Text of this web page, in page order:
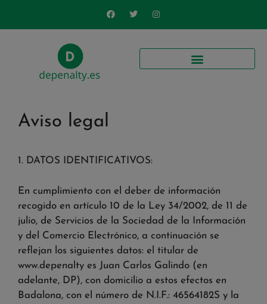
Aviso legal
1. DATOS IDENTIFICATIVOS:
En cumplimiento con el deber de información
recogido en artículo 10 de la Ley 34/2002, de 11 de
julio, de Servicios de la Sociedad de la Información
y del Comercio Electrónico, a continuación se
reflejan los siguientes datos: el titular de
www.depenalty es Juan Carlos Galindo (en
adelante, DP), con domicilio a estos efectos en
Badalona, con el número de N.I.F.: 46564182S y la